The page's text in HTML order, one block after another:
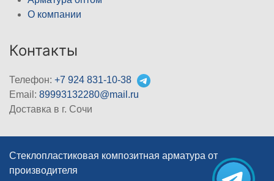
О компании
Контакты
Телефон: +7 924 831-10-38
Email: 89993132280@mail.ru
Доставка в г. Сочи
Стеклопластиковая композитная арматура от
производителя